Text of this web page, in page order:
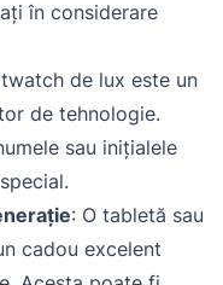
în considerare
de lux este un
de tehnologie.
sau inițialele
: O tabletă sau
cadou excelent